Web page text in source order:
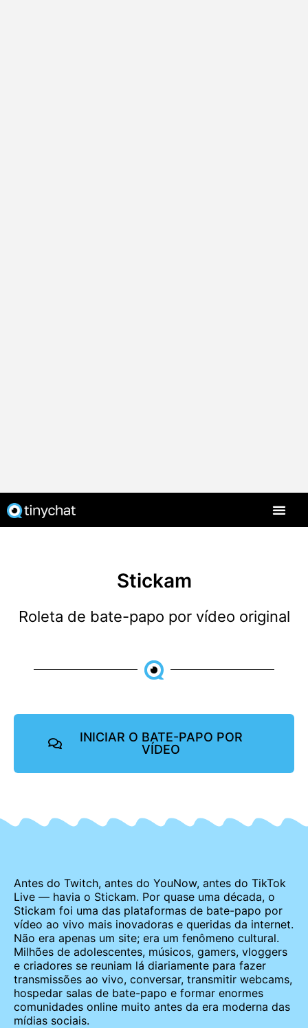
Stickam
Roleta de bate-papo por vídeo original
INICIAR O BATE-PAPO POR
VÍDEO
Antes do Twitch, antes do YouNow, antes do TikTok
Live — havia o Stickam. Por quase uma década, o
Stickam foi uma das plataformas de bate-papo por
vídeo ao vivo mais inovadoras e queridas da internet.
Não era apenas um site; era um fenômeno cultural.
Milhões de adolescentes, músicos, gamers, vloggers
e criadores se reuniam lá diariamente para fazer
transmissões ao vivo, conversar, transmitir webcams,
hospedar salas de bate-papo e formar enormes
comunidades online muito antes da era moderna das
mídias sociais.